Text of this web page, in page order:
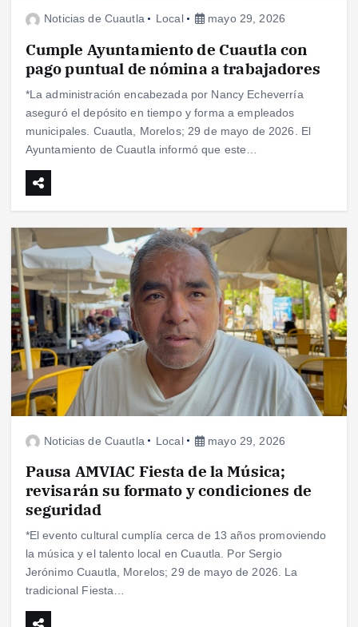
Noticias de Cuautla Local mayo 29, 2026
Cumple Ayuntamiento de Cuautla con
pago puntual de nómina a trabajadores
*La administración encabezada por Nancy Echeverría
aseguró el depósito en tiempo y forma a empleados
municipales. Cuautla, Morelos; 29 de mayo de 2026. El
Ayuntamiento de Cuautla informó que este…
Noticias de Cuautla Local mayo 29, 2026
Pausa AMVIAC Fiesta de la Música;
revisarán su formato y condiciones de
seguridad
*El evento cultural cumplía cerca de 13 años promoviendo
la música y el talento local en Cuautla. Por Sergio
Jerónimo Cuautla, Morelos; 29 de mayo de 2026. La
tradicional Fiesta…